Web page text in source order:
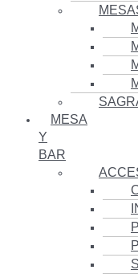
MESA
Y
BAR